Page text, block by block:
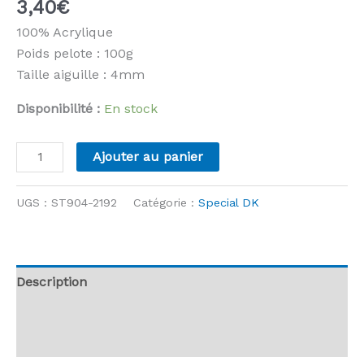
3,40€
100% Acrylique
Poids pelote : 100g
Taille aiguille : 4mm
Disponibilité : En stock
quantité
de
-
Ajouter au panier
UGS : ST904-2192 Catégorie : Special DK
Description